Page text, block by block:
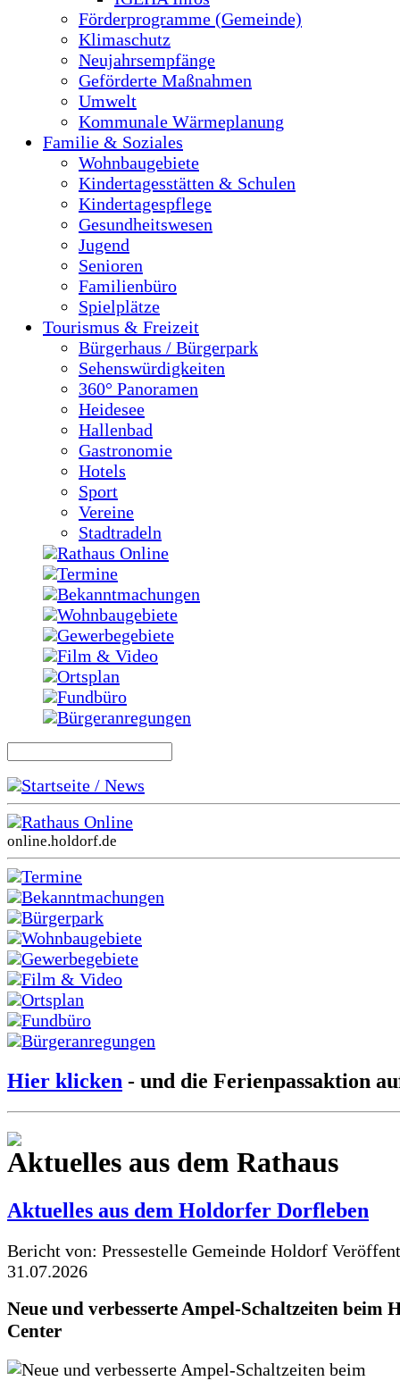
Förderprogramme (Gemeinde)
Klimaschutz
Neujahrsempfänge
Geförderte Maßnahmen
Umwelt
Kommunale Wärmeplanung
Familie & Soziales
Wohnbaugebiete
Kindertagesstätten & Schulen
Kindertagespflege
Gesundheitswesen
Jugend
Senioren
Familienbüro
Spielplätze
Tourismus & Freizeit
Bürgerhaus / Bürgerpark
Sehenswürdigkeiten
360° Panoramen
Heidesee
Hallenbad
Gastronomie
Hotels
Sport
Vereine
Stadtradeln
Rathaus Online
Termine
Bekanntmachungen
Wohnbaugebiete
Gewerbegebiete
Film & Video
Ortsplan
Fundbüro
Bürgeranregungen
Startseite / News
Rathaus Online
online.holdorf.de
Termine
Bekanntmachungen
Bürgerpark
Wohnbaugebiete
Gewerbegebiete
Film & Video
Ortsplan
Fundbüro
Bürgeranregungen
Hier klicken - und die Ferienpassaktion
Aktuelles aus dem Rathaus
Aktuelles aus dem Holdorfer Dorfleben
Bericht von: Pressestelle Gemeinde Holdorf
31.07.2026
Neue und verbesserte Ampel-Schaltzeiten beim
Center